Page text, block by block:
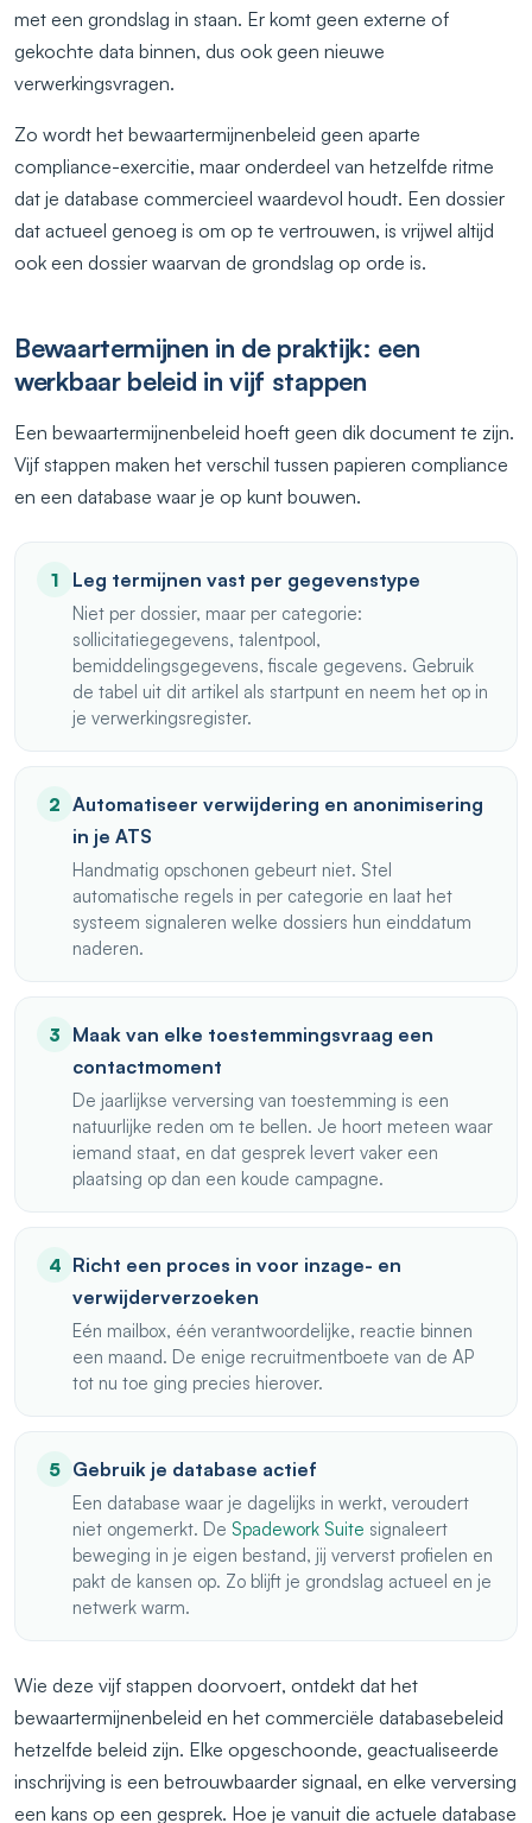
met een grondslag in staan. Er komt geen externe of
gekochte data binnen, dus ook geen nieuwe
verwerkingsvragen.
Zo wordt het bewaartermijnenbeleid geen aparte
compliance-exercitie, maar onderdeel van hetzelfde ritme
dat je database commercieel waardevol houdt. Een dossier
dat actueel genoeg is om op te vertrouwen, is vrijwel altijd
ook een dossier waarvan de grondslag op orde is.
Bewaartermijnen in de praktijk: een
werkbaar beleid in vijf stappen
Een bewaartermijnenbeleid hoeft geen dik document te zijn.
Vijf stappen maken het verschil tussen papieren compliance
en een database waar je op kunt bouwen.
1 Leg termijnen vast per gegevenstype
Niet per dossier, maar per categorie:
sollicitatiegegevens, talentpool,
bemiddelingsgegevens, fiscale gegevens. Gebruik
de tabel uit dit artikel als startpunt en neem het op in
je verwerkingsregister.
2 Automatiseer verwijdering en anonimisering
in je ATS
Handmatig opschonen gebeurt niet. Stel
automatische regels in per categorie en laat het
systeem signaleren welke dossiers hun einddatum
naderen.
3
Maak van elke toestemmingsvraag een
contactmoment
De jaarlijkse verversing van toestemming is een
natuurlijke reden om te bellen. Je hoort meteen waar
iemand staat, en dat gesprek levert vaker een
plaatsing op dan een koude campagne.
4 Richt een proces in voor inzage- en
verwijderverzoeken
Eén mailbox, één verantwoordelijke, reactie binnen
een maand. De enige recruitmentboete van de AP
tot nu toe ging precies hierover.
5 Gebruik je database actief
Een database waar je dagelijks in werkt, veroudert
niet ongemerkt. De Spadework Suite signaleert
beweging in je eigen bestand, jij ververst profielen en
pakt de kansen op. Zo blijft je grondslag actueel en je
netwerk warm.
Wie deze vijf stappen doorvoert, ontdekt dat het
bewaartermijnenbeleid en het commerciële databasebeleid
hetzelfde beleid zijn. Elke opgeschoonde, geactualiseerde
inschrijving is een betrouwbaarder signaal, en elke verversing
een kans op een gesprek. Hoe je vanuit die actuele database